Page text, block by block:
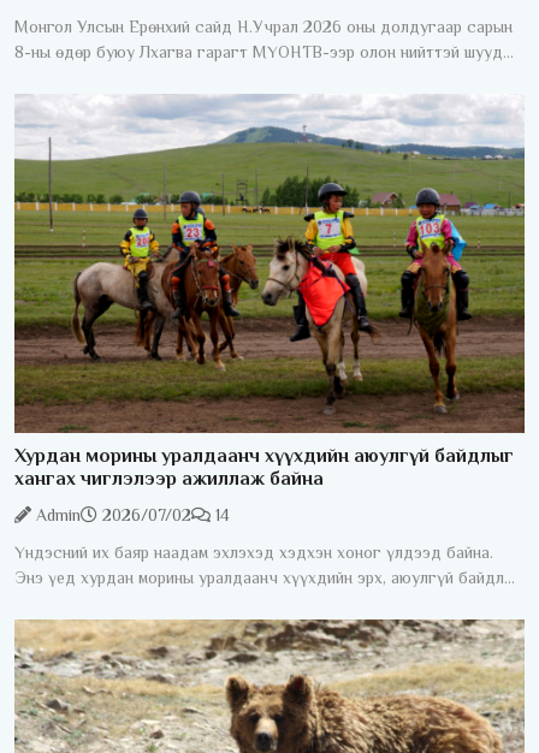
Монгол Улсын Ерөнхий сайд Н.Учрал 2026 оны долдугаар сарын
8-ны өдөр буюу Лхагва гарагт МҮОНТВ-ээр олон нийттэй шууд
Хурдан морины уралдаанч хүүхдийн аюулгүй байдлыг
хангах чиглэлээр ажиллаж байна
Admin 2026/07/02
14
Үндэсний их баяр наадам эхлэхэд хэдхэн хоног үлдээд байна.
Энэ үед хурдан морины уралдаанч хүүхдийн эрх, аюулгүй байдлыг
морины